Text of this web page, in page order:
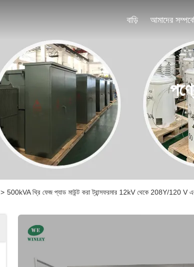
বাড়ি আমাদের
> 500kVA থ্রি ফেজ প্যাড মাউন্ট করা ট্রান্সফরমার 12kV থেকে 208Y/120 V